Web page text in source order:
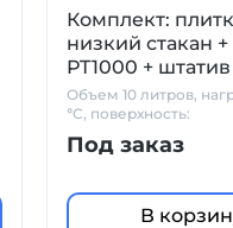
Комплект:
низкий стакан
PT1000 + штатив
Primelab
Объем 10 литров,
°С, поверхность:
стеклокерамика
Под заказ
В